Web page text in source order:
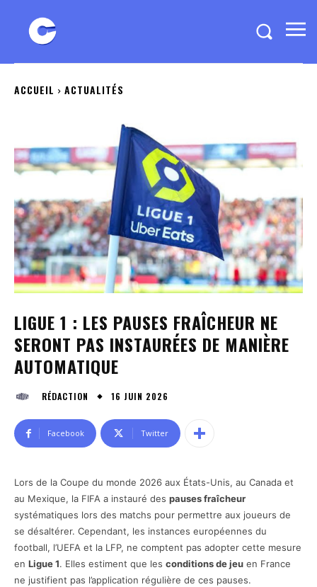
ACCUEIL ACTUALITÉS
LIGUE 1 : LES PAUSES FRAÎCHEUR NE
SERONT PAS INSTAURÉES DE MANIÈRE
AUTOMATIQUE
RÉDACTION 16 JUIN 2026
Facebook Twitter
Lors de la Coupe du monde 2026 aux États-Unis, au Canada et
au Mexique, la FIFA a instauré des pauses fraîcheur
systématiques lors des matchs pour permettre aux joueurs de
se désaltérer. Cependant, les instances européennes du
football, l’UEFA et la LFP, ne comptent pas adopter cette mesure
en Ligue 1. Elles estiment que les conditions de jeu en France
ne justifient pas l’application régulière de ces pauses.